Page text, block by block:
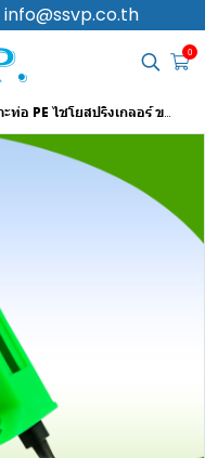
info@ssvp.co.th
0
PE ไชโยสปริงเกลอร์ ขนาด 5/7 มม. แพ็ค 1 ตัว